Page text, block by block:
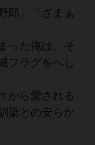
郎」「ざまぁ
った俺は、そ
フラグをへし
から愛される
染との安らか